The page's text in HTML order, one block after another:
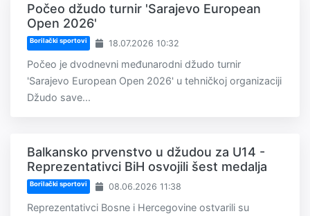
Počeo džudo turnir 'Sarajevo European
Open 2026'
Borilački sportovi 18.07.2026 10:32
Počeo je dvodnevni međunarodni džudo turnir
'Sarajevo European Open 2026' u tehničkoj organizaciji
Džudo save...
Balkansko prvenstvo u džudou za U14 -
Reprezentativci BiH osvojili šest medalja
Borilački sportovi 08.06.2026 11:38
Reprezentativci Bosne i Hercegovine ostvarili su